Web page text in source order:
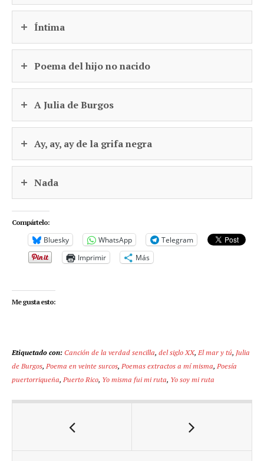
Íntima
Poema del hijo no nacido
A Julia de Burgos
Ay, ay, ay de la grifa negra
Nada
Compártelo:
Bluesky WhatsApp
Telegram
Imprimir
Más
Me gusta esto:
Etiquetado con:Canción de la verdad sencilla, del siglo XX, El mar y tú, Julia
de Burgos, Poema en veinte surcos, Poemas extractos a mí misma, Poesía
puertorriqueña, Puerto Rico, Yo misma fui mi ruta, Yo soy mi ruta